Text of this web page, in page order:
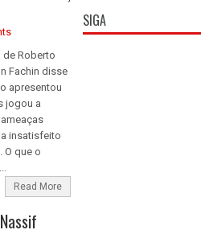
de Roberto
Fachin disse
apresentou
jogou a
insatisfeito
O que o
Read More
SIGA